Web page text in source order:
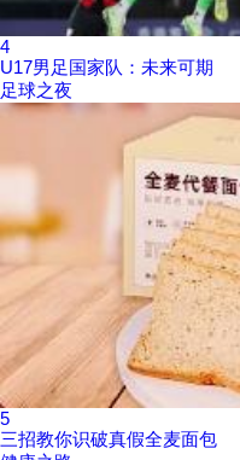
4
U17男足国家队：未来可期
足球之夜
5
三招教你识破真假全麦面包